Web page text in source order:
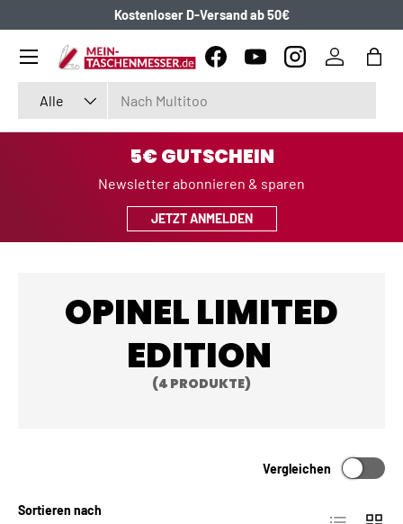
DIREKT ZUM INHALT
Kostenloser D-Versand ab 50€
Alle
FacebookYouTubeInstagramEinloggen
Menü
5€ GUTSCHEIN
Newsletter abonnieren & sparen
JETZT ANMELDEN
OPINEL LIMITED
EDITION
(4 PRODUKTE)
Sortieren nach
Vergleichen